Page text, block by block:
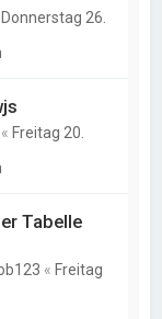
Donnerstag 26.
« Freitag 20.
Tabelle
« Freitag